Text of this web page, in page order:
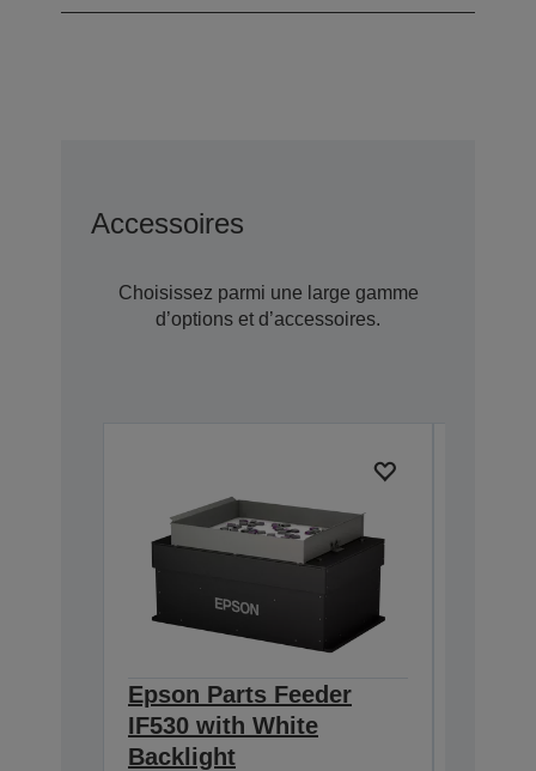
Accessoires
Choisissez parmi une large gamme
d’options et d’accessoires.
Epson Parts Feeder
IF530 with White
Backlight